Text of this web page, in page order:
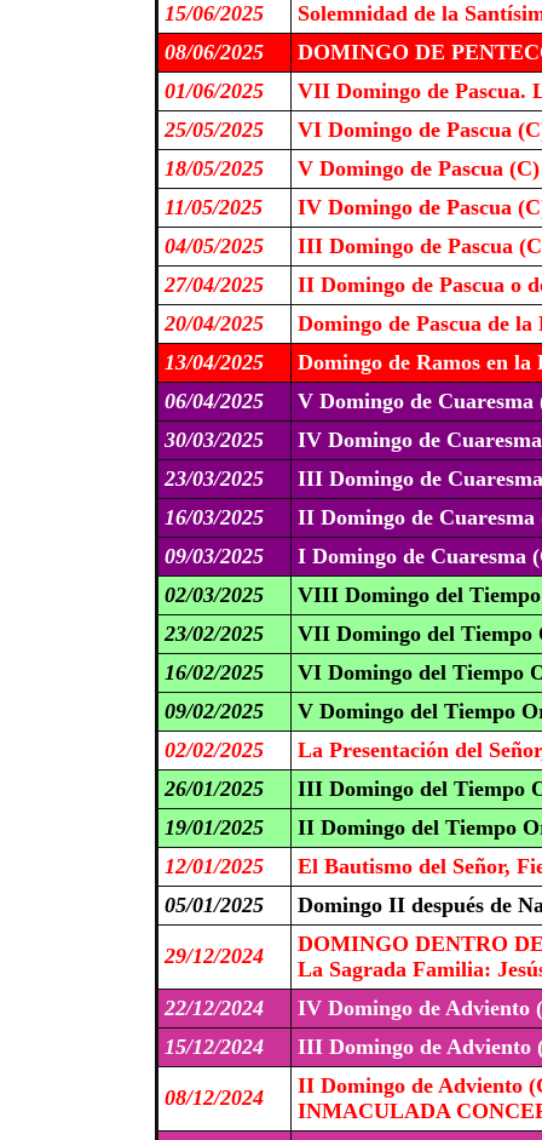
15/06/2025
Solemnidad de la
08/06/2025
DOMINGO DE
01/06/2025
VII Domingo de Pascua.
25/05/2025
VI Domingo de Pascua
18/05/2025
V Domingo de Pascua (C)
11/05/2025
IV Domingo de Pascua
04/05/2025
III Domingo de Pascua
27/04/2025
II Domingo de Pascua o
20/04/2025
Domingo de Pascua de
13/04/2025
Domingo de Ramos en la
06/04/2025
V Domingo de Cuaresma
30/03/2025
IV Domingo de
23/03/2025
III Domingo de
16/03/2025
II Domingo de Cuaresma
09/03/2025
I Domingo de Cuaresma
02/03/2025
VIII Domingo del
23/02/2025
VII Domingo del Tiempo
16/02/2025
VI Domingo del Tiempo
09/02/2025
V Domingo del Tiempo
02/02/2025
La Presentación del
26/01/2025
III Domingo del Tiempo
19/01/2025
II Domingo del Tiempo
12/01/2025
El Bautismo del Señor,
05/01/2025
Domingo II después de
29/12/2024
DOMINGO DENTRO
La Sagrada Familia:
22/12/2024
IV Domingo de Adviento
15/12/2024
III Domingo de Adviento
08/12/2024
II Domingo de Adviento
INMACULADA